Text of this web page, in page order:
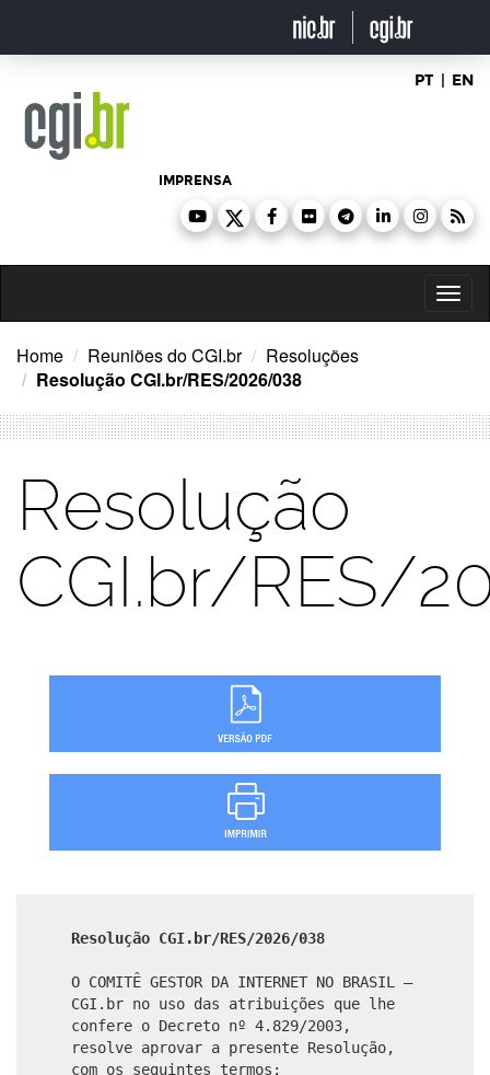
o
PT | EN
IMPRENSA
Home Reuniões do CGI.br
Resoluções
Resolução CGI.br/RES/2026/038
Resolução
CGI.br/RES/
Resolução CGI.br/RES/2026/038
O COMITÊ GESTOR DA INTERNET NO BRASIL –
CGI.br no uso das atribuições que lhe
confere o Decreto nº 4.829/2003,
resolve aprovar a presente Resolução,
com os seguintes termos: